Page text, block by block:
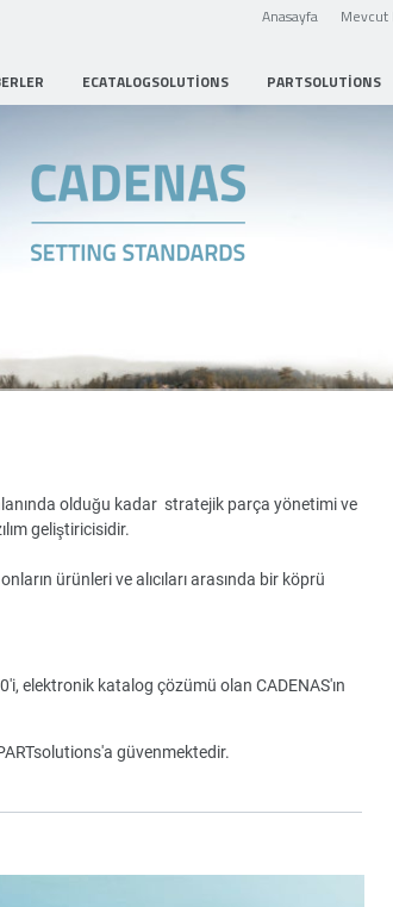
Anasayfa Mevcut
ECATALOGSOLUTIONS PARTSOLUTIONS
olduğu kadar stratejik parça yönetimi ve
geliştiricisidir.
ürünleri ve alıcıları arasında bir köprü
elektronik katalog çözümü olan CADENAS'ın
güvenmektedir.